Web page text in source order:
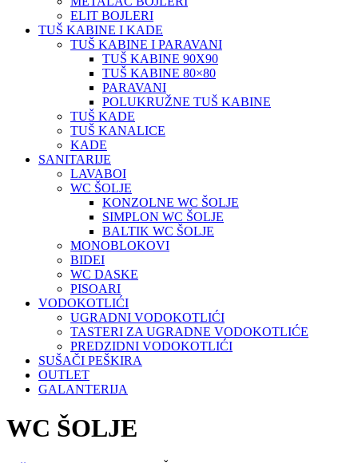
ELIT BOJLERI
TUŠ KABINE I KADE
TUŠ KABINE I PARAVANI
TUŠ KABINE 90X90
TUŠ KABINE 80×80
PARAVANI
POLUKRUŽNE TUŠ KABINE
TUŠ KADE
TUŠ KANALICE
KADE
SANITARIJE
LAVABOI
WC ŠOLJE
KONZOLNE WC ŠOLJE
SIMPLON WC ŠOLJE
BALTIK WC ŠOLJE
MONOBLOKOVI
BIDEI
WC DASKE
PISOARI
VODOKOTLIĆI
UGRADNI VODOKOTLIĆI
TASTERI ZA UGRADNE VODOKOTLIĆE
PREDZIDNI VODOKOTLIĆI
SUŠAČI PEŠKIRA
OUTLET
GALANTERIJA
WC ŠOLJE